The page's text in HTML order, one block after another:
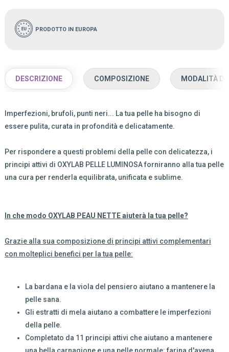
PRODOTTO IN EUROPA
DESCRIZIONE COMPOSIZIONE MODALITÀ
Imperfezioni, brufoli, punti neri... La tua pelle ha bisogno di
essere pulita, curata in profondità e delicatamente.
Per rispondere a questi problemi della pelle con delicatezza, i
principi attivi di OXYLAB PELLE LUMINOSA forniranno alla tua pelle
una cura per renderla equilibrata, unificata e sublime.
In che modo OXYLAB PEAU NETTE aiuterà la tua pelle?
Grazie alla sua composizione di principi attivi complementari
con molteplici benefici per la tua pelle:
La bardana e la viola del pensiero aiutano a mantenere la
pelle sana.
Gli estratti di mela aiutano a combattere le imperfezioni
della pelle.
Completato da 11 principi attivi che aiutano a mantenere